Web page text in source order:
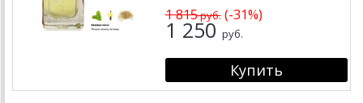
1 815руб.(-31%)
1 250 руб.